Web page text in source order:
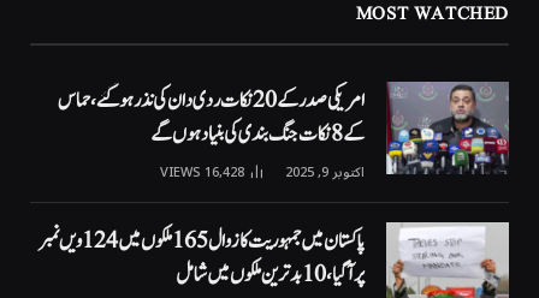
MOST WATCHED
امریکی صدر کے 20 نکات ردی دان کی نذر ہوگئے، حماس
کے 8 نکات جنگ بندی کی بنیاد ہوں گے
اکتوبر 9, 2025 16,428
VIEWS
پاکستان میں جمہوریت کا زوال 165 ملکوں میں 124ویں نمبر
پر آگیا، 10 بدترین ملکوں میں شامل